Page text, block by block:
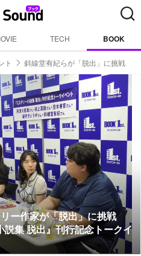
TECH BOOK
ト 斜線堂有紀らが「脱出」に挑戦
リー作家が「脱出」に挑戦
集 脱出』刊行記念トークイ